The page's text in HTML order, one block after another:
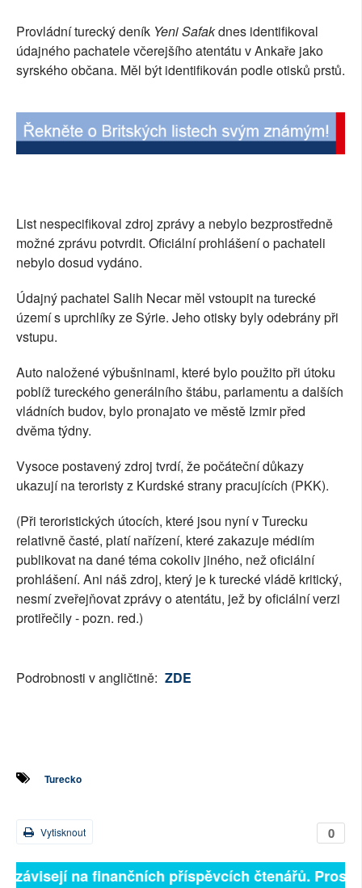
RUBRIKY
Provládní turecký deník Yeni Safakdnes identifikoval
údajného pachatele včerejšího atentátu v Ankaře jako
syrského občana. Měl být identifikován podle otisků prstů.
List nespecifikoval zdroj zprávy a nebylo bezprostředně
možné zprávu potvrdit. Oficiální prohlášení o pachateli
nebylo dosud vydáno.
Údajný pachatel Salih Necar měl vstoupit na turecké
území s uprchlíky ze Sýrie. Jeho otisky byly odebrány při
vstupu.
Auto naložené výbušninami, které bylo použito při útoku
poblíž tureckého generálního štábu, parlamentu a dalších
vládních budov, bylo pronajato ve městě Izmir před
dvěma týdny.
Vysoce postavený zdroj tvrdí, že počáteční důkazy
ukazují na teroristy z Kurdské strany pracujících (PKK).
(Při teroristických útocích, které jsou nyní v Turecku
relativně časté, platí nařízení, které zakazuje médiím
publikovat na dané téma cokoliv jiného, než oficiální
prohlášení. Ani náš zdroj, který je k turecké vládě kritický,
nesmí zveřejňovat zprávy o atentátu, jež by oficiální verzi
protiřečily - pozn. red.)
Podrobnosti v angličtině: ZDE
Turecko
0
Vytisknout
závisejí na finančních příspěvcích čtenářů.